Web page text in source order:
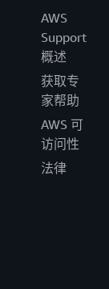
AWS
Support
概述
获取专
家帮助
AWS 可
访问性
法律